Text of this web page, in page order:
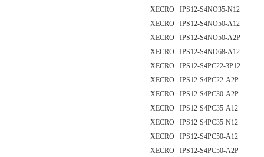
XECRO IPS12-S4NO35-N12
XECRO IPS12-S4NO50-A12
XECRO IPS12-S4NO50-A2P
XECRO IPS12-S4NO68-A12
XECRO IPS12-S4PC22-3P12
XECRO IPS12-S4PC22-A2P
XECRO IPS12-S4PC30-A2P
XECRO IPS12-S4PC35-A12
XECRO IPS12-S4PC35-N12
XECRO IPS12-S4PC50-A12
XECRO IPS12-S4PC50-A2P